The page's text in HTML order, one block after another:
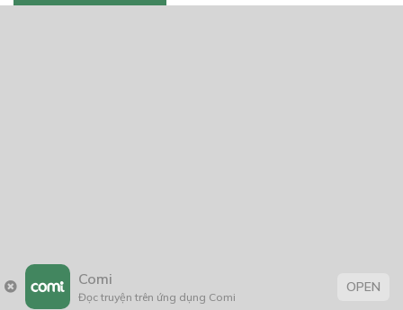
Comi
Đọc truyện trên ứng dụng Comi
OPEN